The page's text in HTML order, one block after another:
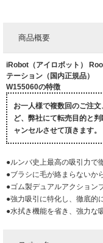
商品概要
iRobot（アイロボット）
テーション（国内正規品）
W155060の特徴
お一人様で複数回のご注
ど、弊社にて転売目的と
ャンセルさせて頂きます。
●ルンバ史上最高の吸引力で
●ブラシに毛が絡まらないか
●ゴム製デュアルアクション
●強力吸引に特化し、徹底的
●水拭き機能を省き、強力な